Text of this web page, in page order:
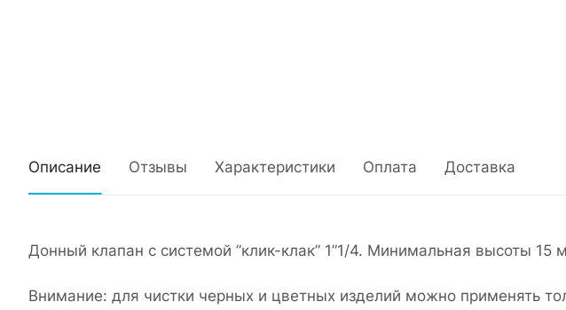
Описание Отзывы Характеристики Оплата Доставка
Донный клапан с системой ”клик-клак” 1”1/4. Минимальная высоты
Внимание: для чистки черных и цветных изделий можно применять